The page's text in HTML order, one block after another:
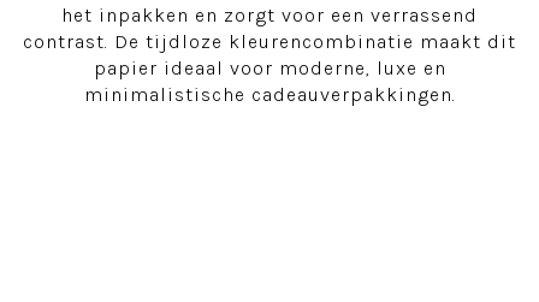
het inpakken en zorgt voor een verrassend
contrast. De tijdloze kleurencombinatie maakt dit
papier ideaal voor moderne, luxe en
minimalistische cadeauverpakkingen.